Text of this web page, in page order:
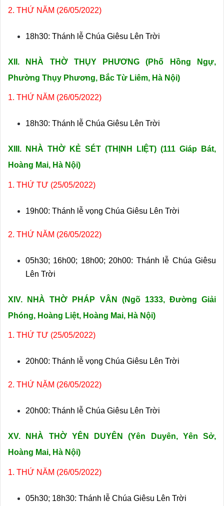
2. THỨ NĂM (26/05/2022)
18h30: Thánh lễ Chúa Giêsu Lên Trời
XII. NHÀ THỜ THỤY PHƯƠNG (Phố Hồng Ngự,
Phường Thụy Phương, Bắc Từ Liêm, Hà Nội)
1. THỨ NĂM (26/05/2022)
18h30: Thánh lễ Chúa Giêsu Lên Trời
XIII. NHÀ THỜ KẺ SÉT (THỊNH LIỆT) (111 Giáp Bát,
Hoàng Mai, Hà Nội)
1. THỨ TƯ (25/05/2022)
19h00: Thánh lễ vọng Chúa Giêsu Lên Trời
2. THỨ NĂM (26/05/2022)
05h30; 16h00; 18h00; 20h00: Thánh lễ Chúa Giêsu
Lên Trời
XIV. NHÀ THỜ PHÁP VÂN (Ngõ 1333, Đường Giải
Phóng, Hoàng Liệt, Hoàng Mai, Hà Nội)
1. THỨ TƯ (25/05/2022)
20h00: Thánh lễ vọng Chúa Giêsu Lên Trời
2. THỨ NẶM (26/05/2022)
20h00: Thánh lễ Chúa Giêsu Lên Trời
XV. NHÀ THỜ YÊN DUYÊN (Yên Duyên, Yên Sở,
Hoàng Mai, Hà Nội)
1. THỨ NĂM (26/05/2022)
05h30; 18h30: Thánh lễ Chúa Giêsu Lên Trời